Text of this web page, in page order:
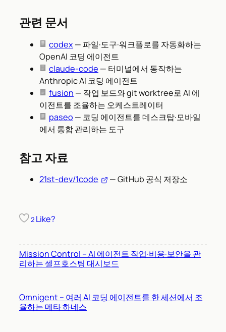
관련 문서
codex— 파일·도구·워크플로를 자동화하는
OpenAI 코딩 에이전트
claude-code — 터미널에서 동작하는
Anthropic AI 코딩 에이전트
fusion — 작업 보드와 git worktree로 AI 에
이전트를 조율하는 오케스트레이터
paseo — 코딩 에이전트를 데스크탑·모바일
에서 통합 관리하는 도구
참고 자료
21st-dev/1code — GitHub 공식 저장소
2 Like?
Mission Control – AI 에이전트 작업·비용·보안을 관
리하는 셀프호스팅 대시보드
Omnigent – 여러 AI 코딩 에이전트를 한 세션에서 조
율하는 메타 하네스